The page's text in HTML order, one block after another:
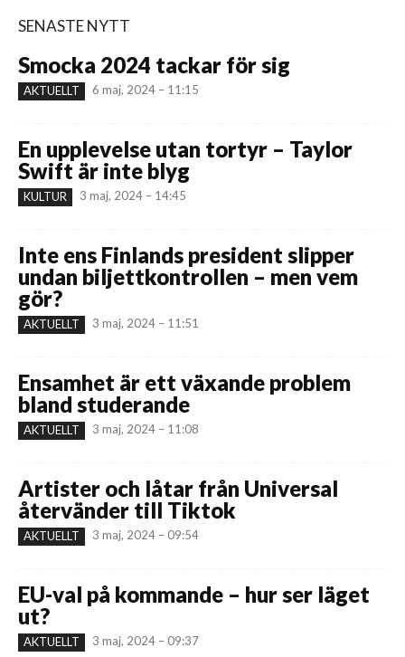
SENASTE NYTT
Smocka 2024 tackar för sig
AKTUELLT 6 maj, 2024 – 11:15
En upplevelse utan tortyr – Taylor
Swift är inte blyg
KULTUR 3 maj, 2024 – 14:45
Inte ens Finlands president slipper
undan biljettkontrollen – men vem
gör?
AKTUELLT 3 maj, 2024 – 11:51
Ensamhet är ett växande problem
bland studerande
AKTUELLT 3 maj, 2024 – 11:08
Artister och låtar från Universal
återvänder till Tiktok
AKTUELLT 3 maj, 2024 – 09:54
EU-val på kommande – hur ser läget
ut?
AKTUELLT 3 maj, 2024 – 09:37